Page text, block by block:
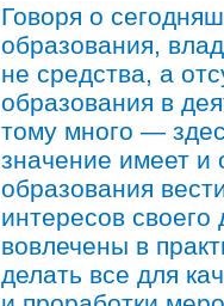
Говоря о
образования,
не средства, а
образования в
тому много —
значение имеет и
образования
интересов
вовлечены в
делать все для